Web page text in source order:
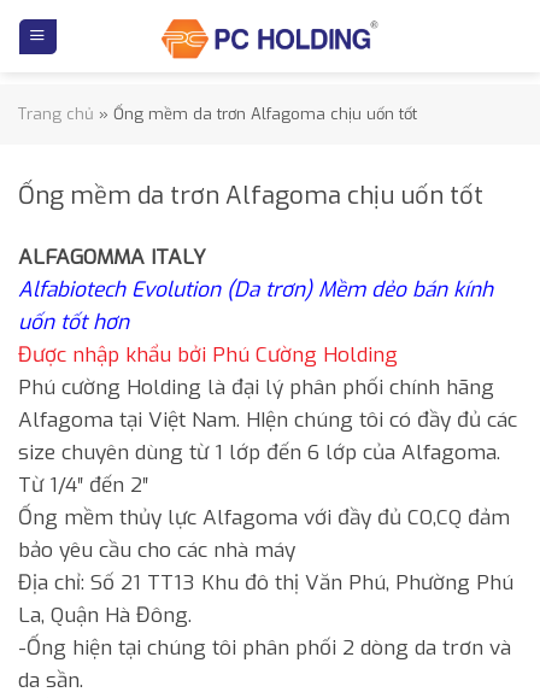
Trang chủ » Ống mềm da trơn Alfagoma chịu uốn tốt
Ống mềm da trơn Alfagoma chịu uốn tốt
ALFAGOMMA ITALY
Alfabiotech Evolution (Da trơn) Mềm dẻo bán kính
uốn tốt hơn
Được nhập khẩu bởi Phú Cường Holding
Phú cường Holding là đại lý phân phối chính hãng
Alfagoma tại Việt Nam. HIện chúng tôi có đầy đủ các
size chuyên dùng từ 1 lớp đến 6 lớp của Alfagoma.
Từ 1/4″ đến 2″
Ống mềm thủy lực Alfagoma với đầy đủ CO,CQ đảm
bảo yêu cầu cho các nhà máy
Địa chỉ: Số 21 TT13 Khu đô thị Văn Phú, Phường Phú
La, Quận Hà Đông.
-Ống hiện tại chúng tôi phân phối 2 dòng da trơn và
da sần.